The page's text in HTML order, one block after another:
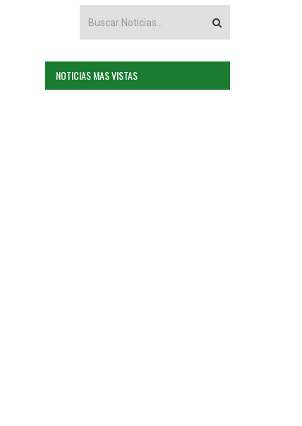
NOTICIAS MAS VISTAS